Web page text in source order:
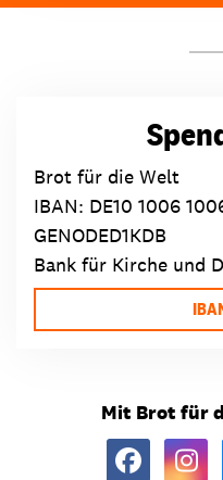
Brot für die Welt
IBAN: DE10 1006
GENODED1KDB
Bank für Kirche und
Mit Brot für